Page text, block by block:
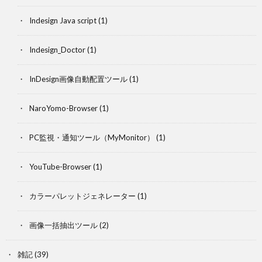
Indesign Java script(1)
Indesign_Doctor(1)
InDesign画像自動配置ツール(1)
NaroYomo-Browser(1)
PC監視・通知ツール（MyMonitor） (1)
YouTube-Browser(1)
カラーパレットジェネレーター (1)
画像一括抽出ツール(2)
雑記(39)